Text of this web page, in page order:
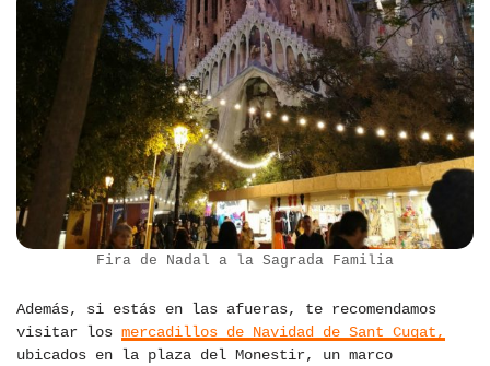
Fira de Nadal a la Sagrada Familia
Además, si estás en las afueras, te recomendamos
visitar los mercadillos de Navidad de Sant Cugat,
ubicados en la plaza del Monestir, un marco